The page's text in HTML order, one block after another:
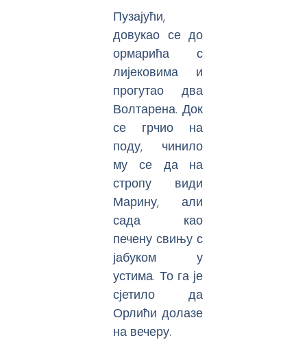
Пузајући,
довукао се до
ормарића с
лијековима и
прогутао два
Волтарена. Док
се грчио на
поду, чинило
му се да на
стропу види
Марину, али
сада као
печену свињу с
јабуком у
устима. То га је
сјетило да
Орлићи долазе
на вечеру.